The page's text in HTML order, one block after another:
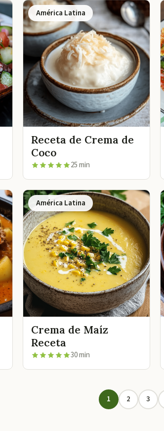
América Latina
Receta de Crema de
Coco
25 min
América Latina
Crema de Maíz
Receta
30 min
1 2 3